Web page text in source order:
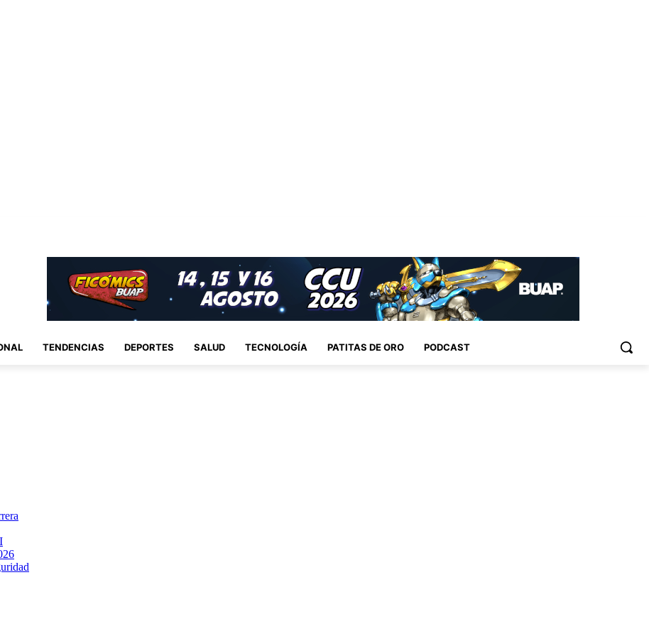
TENDENCIAS DEPORTES SALUD TECNOLOGÍA PATITAS DE ORO PODCAST